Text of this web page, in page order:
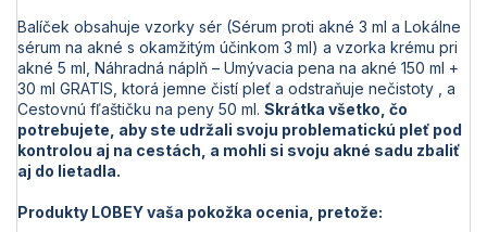
Balíček obsahuje vzorky sér (Sérum proti akné 3 ml a Lokálne
sérum na akné s okamžitým účinkom 3 ml) a vzorka krému pri
akné 5 ml, Náhradná náplň – Umývacia pena na akné 150 ml +
30 ml GRATIS, ktorá jemne čistí pleť a odstraňuje nečistoty , a
Cestovnú fľaštičku na peny 50 ml. Skrátka všetko, čo
potrebujete, aby ste udržali svoju problematickú pleť pod
kontrolou aj na cestách, a mohli si svoju akné sadu zbaliť
aj do lietadla.
Produkty LOBEY vaša pokožka ocenia, pretože: